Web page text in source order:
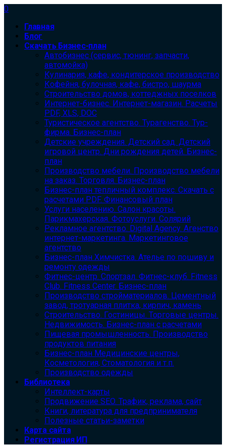
0
Главная
Блог
Скачать Бизнес-план
Автобизнес (сервис, тюнинг, запчасти,
автомойка)
Кулинария, кафе, кондитерское производство
Кофейня, булочная, кафе, бистро, шаурма
Строительство домов, коттеджных поселков
Интернет-бизнес. Интернет-магазин. Расчеты
PDF, XLS, DOC
Туристическое агентство. Турагенство. Тур-
фирма. Бизнес-план
Детские учреждения. Детский сад. Детский
игровой центр. Дни рождения детей. Бизнес-
план
Производство мебели. Производство мебели
на заказ. Торговля. Бизнес-план
Бизнес-план тепличный комплекс. Скачать с
расчетами PDF. Финансовый план
Услуги населению. Салон красоты.
Парикмахерская. Фотоуслуги. Солярий
Рекламное агентство. Digital Agency. Агенство
интернет-маркетинга. Маркетинговое
агентство
Бизнес-план Химчистка. Ателье по пошиву и
ремонту одежды
Фитнес-центр. Спортзал. Фитнес-клуб. Fitness
Club. Fitness Center. Бизнес-план
Производство стройматериалов. Цементный
завод, тротуарная плитка, кирпич, камень
Строительство. Гостиницы. Торговые центры.
Недвижимость. Бизнес-план с расчетами
Пищевая промышленность. Производство
продуктов питания
Бизнес-план Медицинские центры,
Косметология, Стоматология и т.п.
Производство одежды
Библиотека
Интеллект-карты
Продвижение SEO. Трафик, реклама, сайт
Книги, литература для предпринимателя
Полезные статьи-заметки
Карта сайта
Регистрация ИП